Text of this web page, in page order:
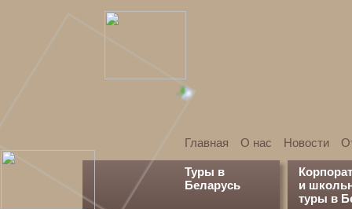
Главная О нас Новости
Туры в
Беларусь
и
туры в